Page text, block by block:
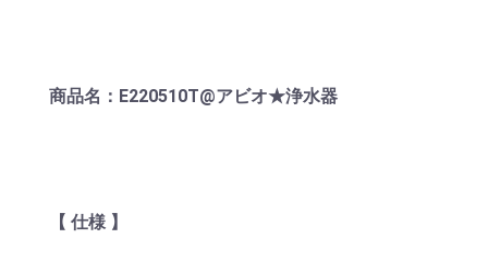
商品名：E220510T@アビオ★浄水器
【 仕様 】